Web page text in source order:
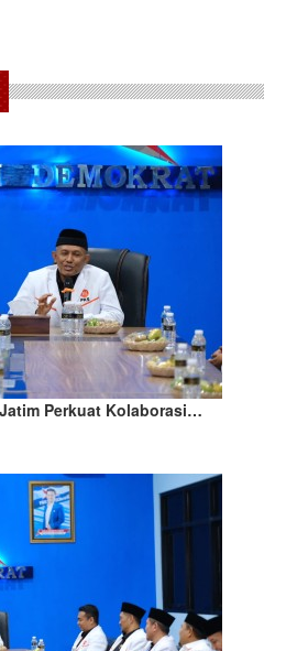
Perkuat Kolaborasi…